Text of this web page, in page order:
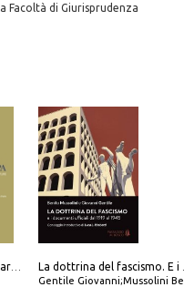
Facoltà di Giurisprudenza
Gentile Giovanni;Mussolini Benito